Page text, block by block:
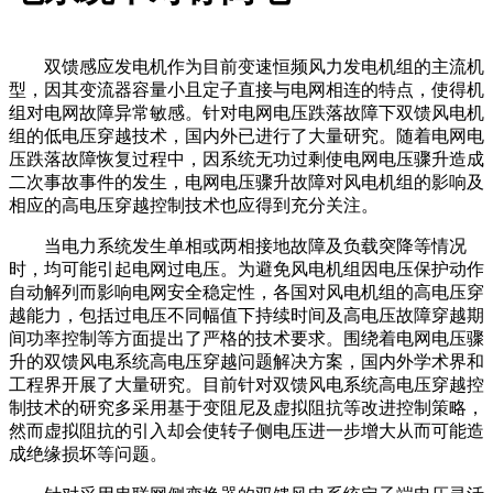
双馈感应发电机作为目前变速恒频风力发电机组的主流机
型，因其变流器容量小且定子直接与电网相连的特点，使得机
组对电网故障异常敏感。针对电网电压跌落故障下双馈风电机
组的低电压穿越技术，国内外已进行了大量研究。随着电网电
压跌落故障恢复过程中，因系统无功过剩使电网电压骤升造成
二次事故事件的发生，电网电压骤升故障对风电机组的影响及
相应的高电压穿越控制技术也应得到充分关注。
当电力系统发生单相或两相接地故障及负载突降等情况
时，均可能引起电网过电压。为避免风电机组因电压保护动作
自动解列而影响电网安全稳定性，各国对风电机组的高电压穿
越能力，包括过电压不同幅值下持续时间及高电压故障穿越期
间功率控制等方面提出了严格的技术要求。围绕着电网电压骤
升的双馈风电系统高电压穿越问题解决方案，国内外学术界和
工程界开展了大量研究。目前针对双馈风电系统高电压穿越控
制技术的研究多采用基于变阻尼及虚拟阻抗等改进控制策略，
然而虚拟阻抗的引入却会使转子侧电压进一步增大从而可能造
成绝缘损坏等问题。